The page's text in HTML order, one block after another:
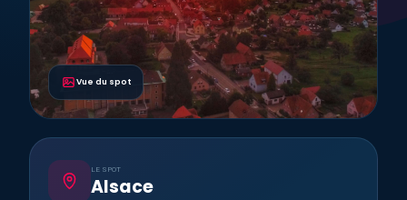
Vue du spot
LE SPOT
Alsace